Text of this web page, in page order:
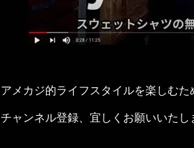
アメカジ的ライフスタイルを楽しむ
チャンネル登録、宜しくお願いいたし